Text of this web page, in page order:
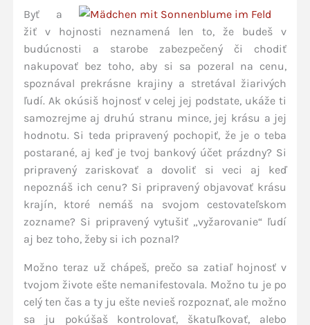
Byť a
žiť v hojnosti neznamená len to, že budeš v
budúcnosti a starobe zabezpečený či chodiť
nakupovať bez toho, aby si sa pozeral na cenu,
spoznával prekrásne krajiny a stretával žiarivých
ľudí. Ak okúsiš hojnosť v celej jej podstate, ukáže ti
samozrejme aj druhú stranu mince, jej krásu a jej
hodnotu. Si teda pripravený pochopiť, že je o teba
postarané, aj keď je tvoj bankový účet prázdny? Si
pripravený zariskovať a dovoliť si veci aj keď
nepoznáš ich cenu? Si pripravený objavovať krásu
krajín, ktoré nemáš na svojom cestovateľskom
zozname? Si pripravený vytušiť „vyžarovanie“ ľudí
aj bez toho, žeby si ich poznal?
Možno teraz už chápeš, prečo sa zatiaľ hojnosť v
tvojom živote ešte nemanifestovala. Možno tu je po
celý ten čas a ty ju ešte nevieš rozpoznať, ale možno
sa ju pokúšaš kontrolovať, škatuľkovať, alebo